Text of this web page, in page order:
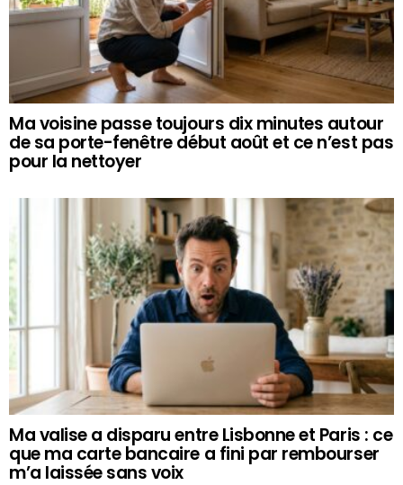
Ma voisine passe toujours dix minutes autour
de sa porte-fenêtre début août et ce n’est pas
pour la nettoyer
Ma valise a disparu entre Lisbonne et Paris : ce
que ma carte bancaire a fini par rembourser
m’a laissée sans voix